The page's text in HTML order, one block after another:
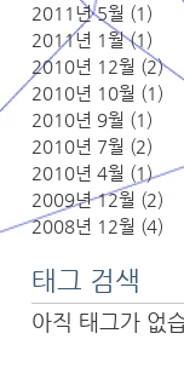
2011년 5월 (1) 게
2011년 1월 (1) 게
2010년 12월 (2)게
2010년 10월 (1)
2010년 9월 (1) 게
2010년 7월 (2) 게
2010년 4월 (1)게
2009년 12월 (2)
2008년 12월 (4)
태그 검색
아직 태그가 없